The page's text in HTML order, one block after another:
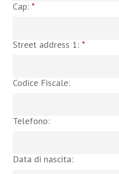
Cap: *
Street address 1: *
Codice Fiscale:
Telefono:
Data di nascita: